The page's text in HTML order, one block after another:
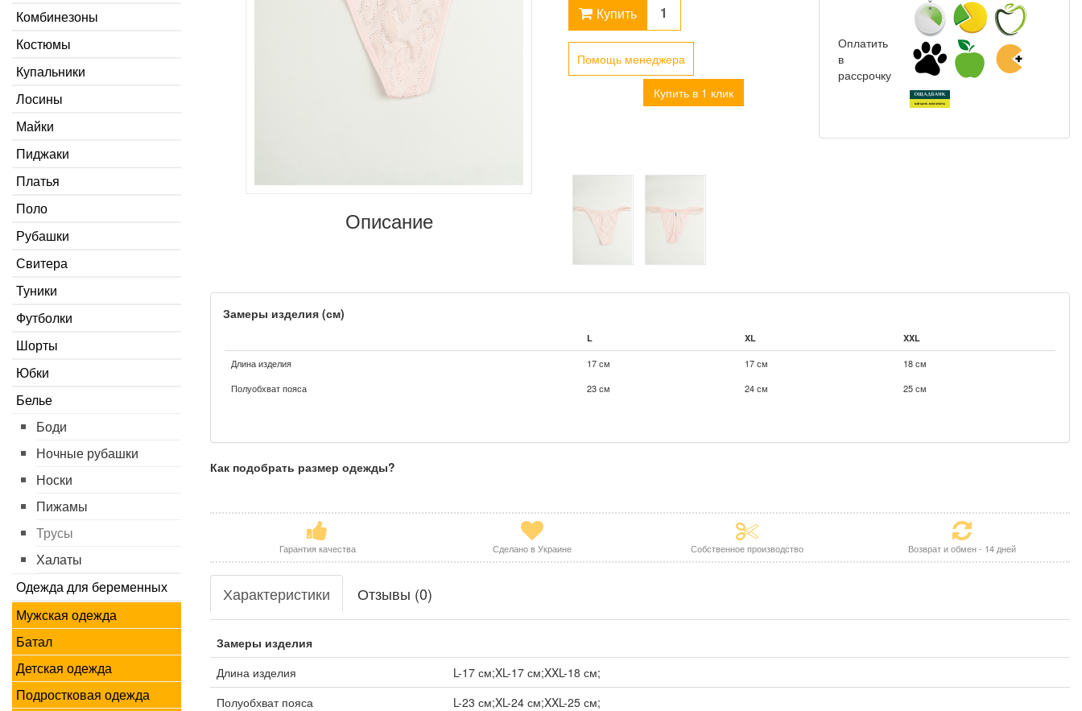
Комбинезоны
Костюмы
Купальники
Лосины
Майки
Пиджаки
Платья
Поло
Рубашки
Свитера
Туники
Футболки
Шорты
Юбки
Белье
Боди
Ночные рубашки
Носки
Пижамы
Трусы
Халаты
Одежда для беременных
Мужская одежда
Батал
Детская одежда
Подростковая одежда
Описание
Купить
Помощь менеджера
Купить в 1 клик
Оплатить
в
рассрочку
Замеры изделия (см)
L XL XXL
Длина изделия 17 см 17 см
18 см
Полуобхват пояса
23 см 24 см 25 см
Как подобрать размер одежды?
Гарантия качества Сделано в Украине Собственное производство Возврат и обмен - 14 дней
Характеристики Отзывы (0)
Замеры изделия
Длина изделия
L-17 см;XL-17 см;XXL-18 см;
Полуобхват пояса
L-23 см;XL-24 см;XXL-25 см;